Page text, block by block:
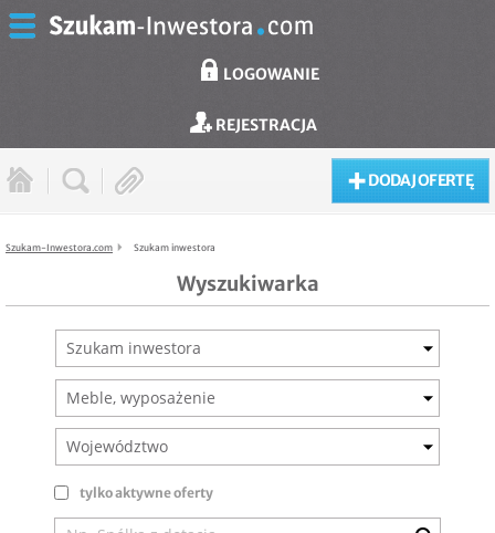
LOGOWANIE
REJESTRACJA
DODAJ OFERTĘ
Szukam-Inwestora.com Szukam inwestora
Wyszukiwarka
Szukam inwestora
Meble, wyposażenie
Województwo
tylko aktywne oferty